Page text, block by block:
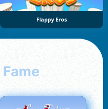
Flappy Eros
Fame